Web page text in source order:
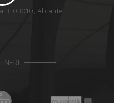
3. 03010, Alicante